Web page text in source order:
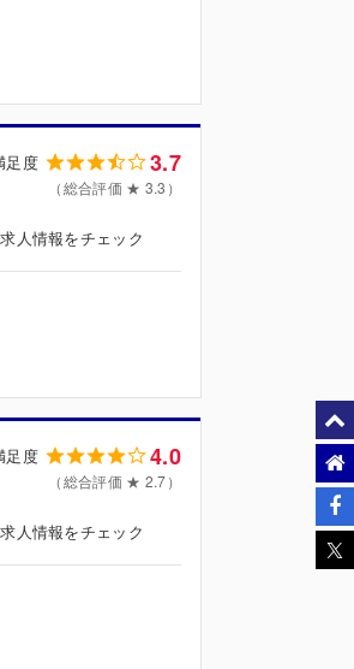
足度 3.7
（総合評価 ★ 3.3）
求人情報をチェック
足度 4.0
（総合評価 ★ 2.7）
求人情報をチェック